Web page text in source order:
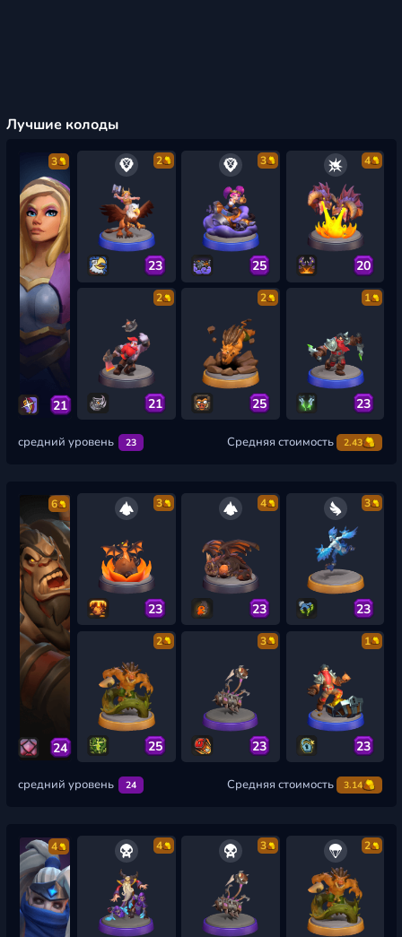
Лучшие колоды
3
21
2
23
3
25
4
20
2
21
2
25
1
23
средний уровень 23 Средняя стоимость 2.43
6
24
3
23
4
23
3
23
2
25
3
23
1
23
средний уровень 24 Средняя стоимость 3.14
4 4 3 2